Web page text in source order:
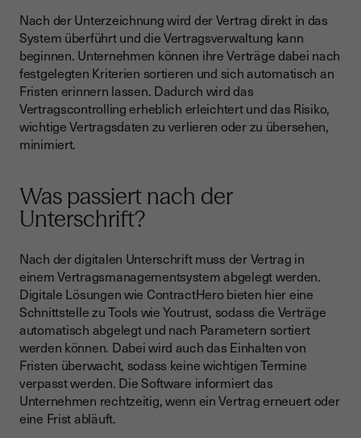
Nach der Unterzeichnung wird der Vertrag direkt in das
System überführt und die Vertragsverwaltung kann
beginnen. Unternehmen können ihre Verträge dabei nach
festgelegten Kriterien sortieren und sich automatisch an
Fristen erinnern lassen. Dadurch wird das
Vertragscontrolling erheblich erleichtert und das Risiko,
wichtige Vertragsdaten zu verlieren oder zu übersehen,
minimiert.
Was passiert nach der
Unterschrift?
Nach der digitalen Unterschrift muss der Vertrag in
einem Vertragsmanagementsystem abgelegt werden.
Digitale Lösungen wie ContractHero bieten hier eine
Schnittstelle zu Tools wie Youtrust, sodass die Verträge
automatisch abgelegt und nach Parametern sortiert
werden können. Dabei wird auch das Einhalten von
Fristen überwacht, sodass keine wichtigen Termine
verpasst werden. Die Software informiert das
Unternehmen rechtzeitig, wenn ein Vertrag erneuert oder
eine Frist abläuft.